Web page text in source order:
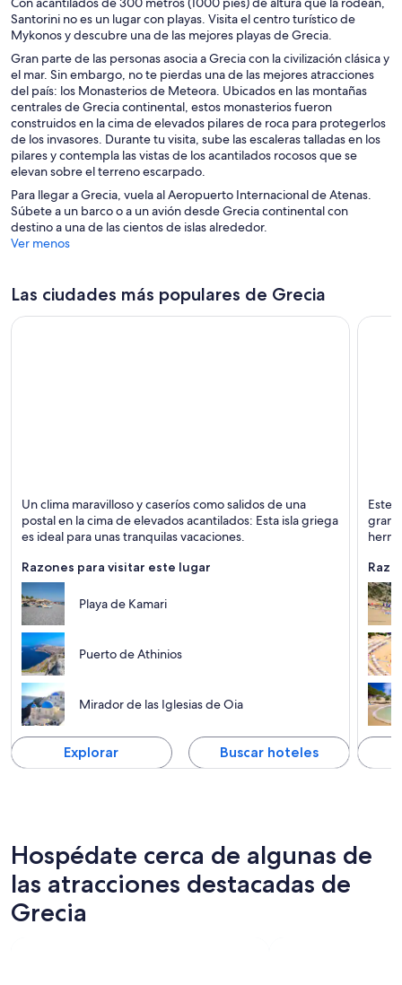
Santorini no es un lugar con playas. Visita el centro turístico de
Mykonos y descubre una de las mejores playas de Grecia.
Gran parte de las personas asocia a Grecia con la civilización clásica y
el mar. Sin embargo, no te pierdas una de las mejores atracciones
del país: los Monasterios de Meteora. Ubicados en las montañas
centrales de Grecia continental, estos monasterios fueron
construidos en la cima de elevados pilares de roca para protegerlos
de los invasores. Durante tu visita, sube las escaleras talladas en los
pilares y contempla las vistas de los acantilados rocosos que se
elevan sobre el terreno escarpado.
Para llegar a Grecia, vuela al Aeropuerto Internacional de Atenas.
Súbete a un barco o a un avión desde Grecia continental con
destino a una de las cientos de islas alrededor.
Ver menos
Las ciudades más populares de Grecia
Islas, Atardeceres y Mar
Un clima maravilloso y caseríos como salidos de una
postal en la cima de elevados acantilados: Esta isla griega
es ideal para unas tranquilas vacaciones.
Razones para visitar este lugar
Playa de Kamari
Puerto de Athinios
Mirador de las Iglesias de Oia
Explorar Buscar hoteles
Este
Hospédate cerca de algunas de
las atracciones destacadas de
Grecia